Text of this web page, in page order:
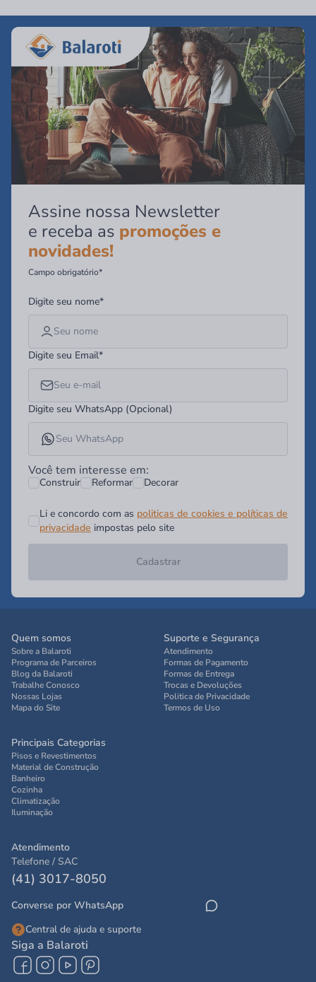
Assine nossa Newsletter
e receba as promoções e
novidades!
Campo obrigatório*
Digite seu nome*
Digite seu Email*
Digite seu WhatsApp (Opcional)
Você tem interesse em:
Construir Reformar Decorar
Li e concordo com as politicas de cookies e políticas de
privacidade impostas pelo site
Cadastrar
Quem somos
Sobre a Balaroti
Programa de Parceiros
Blog da Balaroti
Trabalhe Conosco
Nossas Lojas
Mapa do Site
Suporte e Segurança
Atendimento
Formas de Pagamento
Formas de Entrega
Trocas e Devoluções
Politica de Privacidade
Termos de Uso
Principais Categorias
Pisos e Revestimentos
Material de Construção
Banheiro
Cozinha
Climatização
Iluminação
Atendimento
Telefone / SAC
(41) 3017-8050
Converse por WhatsApp
Central de ajuda e suporte
Siga a Balaroti